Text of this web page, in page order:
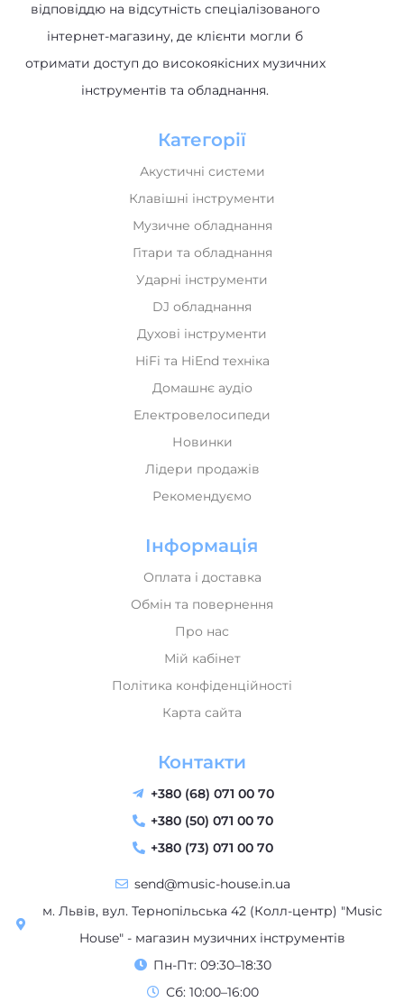
відповіддю на відсутність спеціалізованого
інтернет-магазину, де клієнти могли б
отримати доступ до високоякісних музичних
інструментів та обладнання.
Категорії
Акустичні системи
Клавішні інструменти
Музичне обладнання
Гітари та обладнання
Ударні інструменти
DJ обладнання
Духові інструменти
HiFi та HiEnd техніка
Домашнє аудіо
Електровелосипеди
Новинки
Лідери продажів
Рекомендуємо
Інформація
Оплата і доставка
Обмін та повернення
Про нас
Мій кабінет
Політика конфіденційності
Карта сайта
Контакти
+380 (68) 071 00 70
+380 (50) 071 00 70
+380 (73) 071 00 70
send@music-house.in.ua
м. Львів, вул. Тернопільська 42 (Колл-центр) "Music
House" - магазин музичних інструментів
Пн-Пт: 09:30–18:30
Сб: 10:00–16:00